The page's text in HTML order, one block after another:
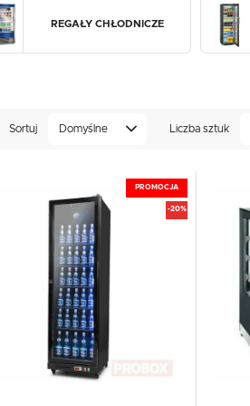
PROFESSIONAL
REGAŁY CHŁODNICZE
Sortuj Domyślne Liczba sztuk
PROMOCJA
-20%